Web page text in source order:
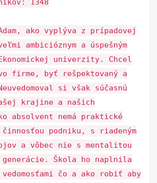
1348
ako vyplýva z prípadovej
ambicióznym a úspešným
univerzity. Chcel
firme, byť rešpektovaný a
si však súčasnú
krajine a našich
absolvent nemá praktické
podniku, s riadeným
a vôbec nie s mentalitou
Škola ho naplnila
čo a ako robiť aby